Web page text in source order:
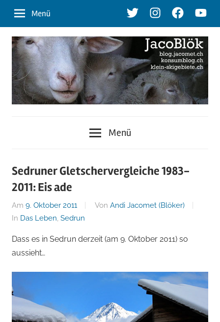
Inhalt
TwitterInstagramFacebook
Menü
der
Blog
von
Andi
Jacomet
klein-
Menü
Sedruner Gletschervergleiche 1983-
2011: Eis ade
Am 9. Oktober 2011 Von Andi Jacomet (Blöker)
In Das Leben, Sedrun
Dass es in Sedrun derzeit (am 9. Oktober 2011) so
aussieht…